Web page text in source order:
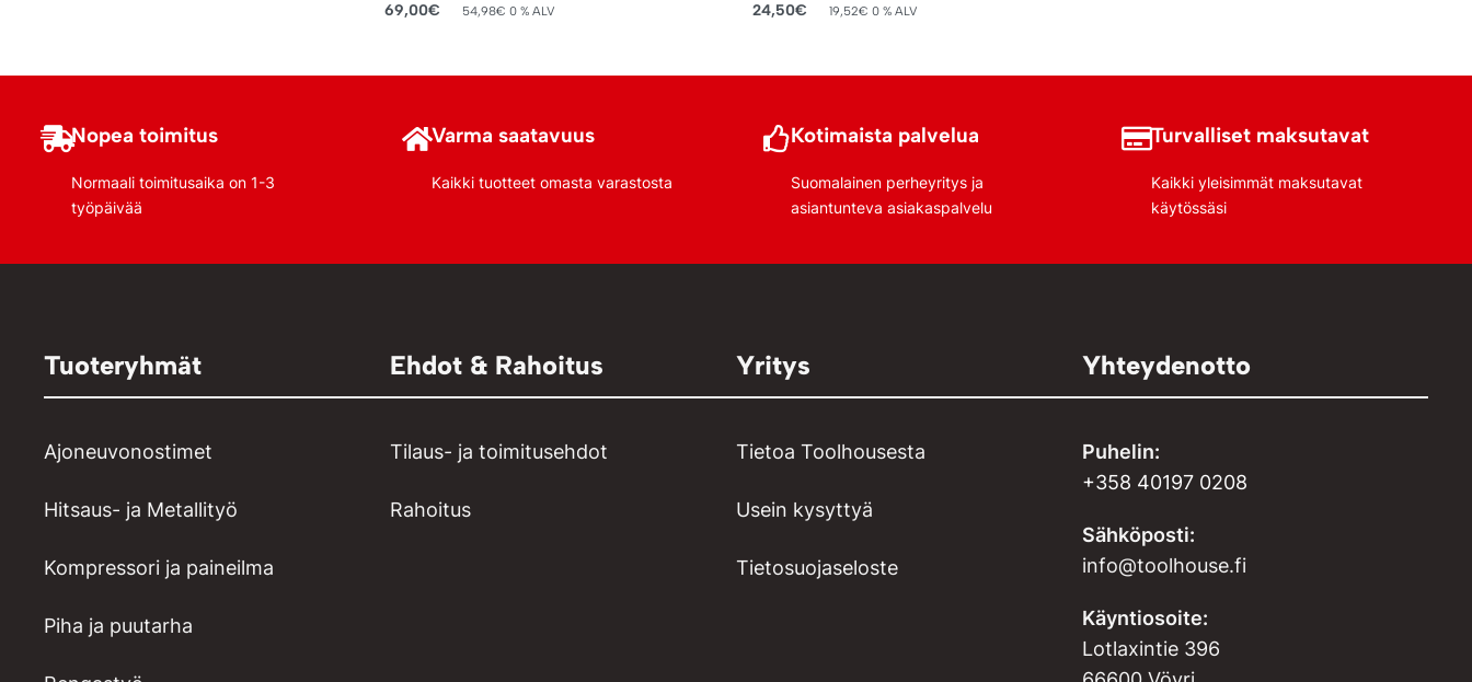
69,00€ 54,98€ 0 % ALV 24,50€ 19,52€ 0 % ALV
Nopea toimitus
Normaali toimitusaika on 1-3
työpäivää
Varma saatavuus
Kaikki tuotteet omasta varastosta
Kotimaista palvelua
Suomalainen perheyritys ja
asiantunteva asiakaspalvelu
Turvalliset maksutavat
Kaikki yleisimmät maksutavat
käytössäsi
Tuoteryhmät
Ajoneuvonostimet
Hitsaus- ja Metallityö
Kompressori ja paineilma
Piha ja puutarha
Ehdot & Rahoitus
Tilaus- ja toimitusehdot
Rahoitus
Yritys
Tietoa Toolhousesta
Usein kysyttyä
Tietosuojaseloste
Yhteydenotto
Puhelin:
+358 40197 0208
Sähköposti:
info@toolhouse.fi
Käyntiosoite:
Lotlaxintie 396